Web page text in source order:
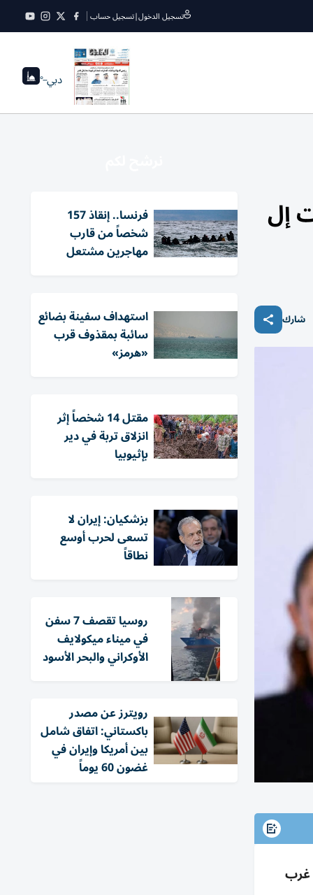
تسجيل الدخول|تسجيل حساب
دبي--°
إل
شارك
غرب
فرنسا.. إنقاذ 157
شخصاً من قارب
مهاجرين مشتعل
استهداف سفينة بضائع
سائبة بمقذوف قرب
«هرمز»
مقتل 14 شخصاً إثر
انزلاق تربة في دير
بإثيوبيا
بزشكيان: إيران لا
تسعى لحرب أوسع
نطاقاً
روسيا تقصف 7 سفن
في ميناء ميكولايف
الأوكراني والبحر الأسود
‏رويترز عن مصدر
باكستاني: اتفاق شامل
بين أمريكا وإيران في
غضون 60 يوماً